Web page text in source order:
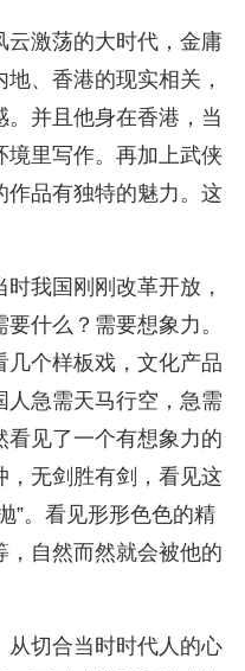
云激荡的大时代，金庸
、香港的现实相关，
并且他身在香港，当
境里写作。再加上武侠
作品有独特的魅力。这
我国刚刚改革开放，
什么？需要想象力。
个样板戏，文化产品
人急需天马行空，急需
看见了一个有想象力的
，无剑胜有剑，看见这
”。看见形形色色的精
自然而然就会被他的
从切合当时时代人的心